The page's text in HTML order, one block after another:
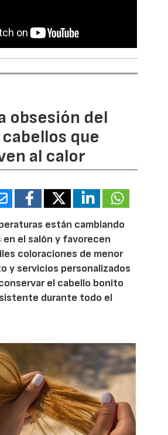
obsesión del
que
al calor
están cambiando
el salón y favorecen
coloraciones de menor
y servicios personalizados
el cabello bonito
durante todo el